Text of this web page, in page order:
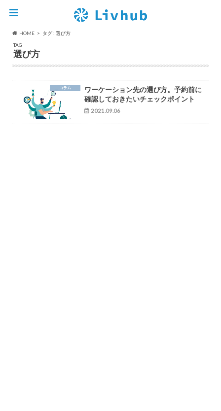
HOME
タグ : 選び方
TAG
選び方
コラム
ワーケーション先の選び方。予約前に
確認しておきたいチェックポイント
2021.09.06